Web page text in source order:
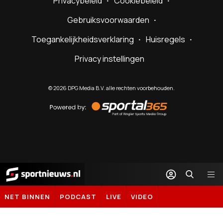
Gebruiksvoorwaarden
Toegankelijkheidsverklaring
Huisregels
Privacy instellingen
©2026 DPG Media B.V. alle rechten voorbehouden.
by
Sportal365
Sportnieuws.nl
NET BINNEN PODCAST LIVE VIDEO